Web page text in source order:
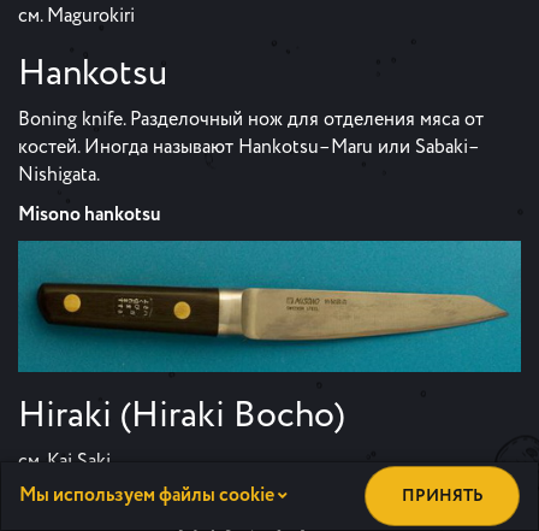
см. Magurokiri
Hankotsu
Boning knife. Разделочный нож для отделения мяса от
костей. Иногда называют Hankotsu–Maru или Sabaki–
Nishigata.
Misono hankotsu
Hiraki (Hiraki Bocho)
см. Kai Saki
Honesuki (骨スキ)
Мы используем файлы cookie ПРИНЯТЬ